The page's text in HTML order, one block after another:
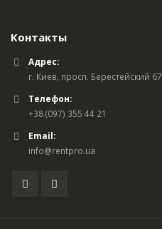
Контакты
Адрес:
г. Киев, просп. Берестейский 67
Телефон:
+38 (097) 355 44 21
Email:
info@rentpro.ua